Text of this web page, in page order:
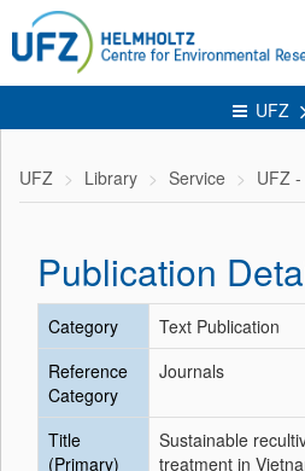
UFZ
UFZ Library Service UFZ
Publication
Category
Text Publication
Reference
Category
Journals
Title
(Primary)
Sustainable
treatment in